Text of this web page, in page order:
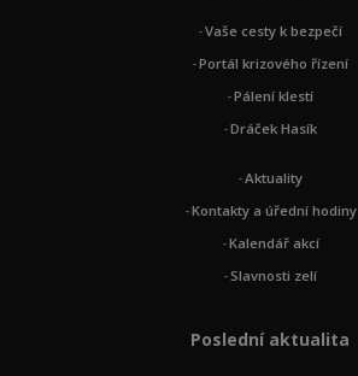
Vaše cesty k bezpečí
Portál krizového řízení
Pálení klestí
Dráček Hasík
Aktuality
Kontakty a úřední hodiny
Kalendář akcí
Slavnosti zelí
Poslední aktualita